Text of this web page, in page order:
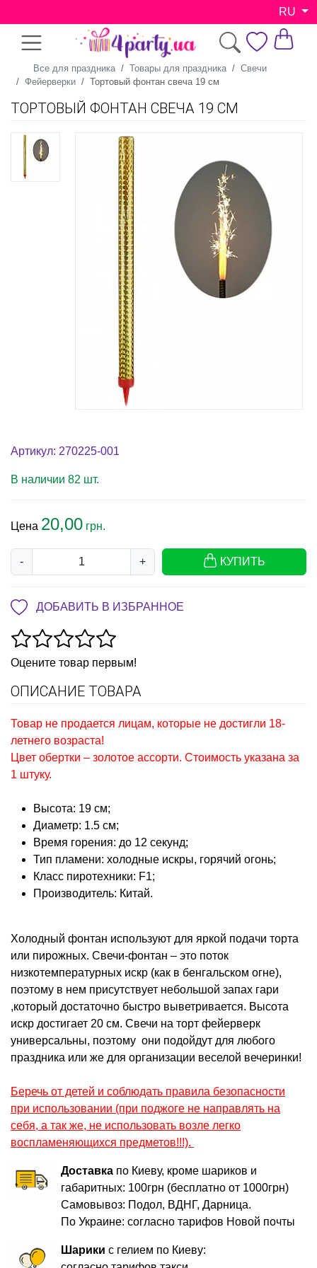
RU
Все для праздника Товары для праздника
Свечи
Фейерверки
Тортовый фонтан свеча 19 см
ТОРТОВЫЙ ФОНТАН СВЕЧА 19 СМ
Артикул: 270225-001
В наличии 82 шт.
Цена 20,00 грн.
- + КУПИТЬ
ДОБАВИТЬ В ИЗБРАННОЕ
Оцените товар первым!
ОПИСАНИЕ ТОВАРА
Товар не продается лицам, которые не достигли 18-
летнего возраста!
Цвет обертки – золотое ассорти. Стоимость указана за
1 штуку.
Высота: 19 см;
Диаметр: 1.5 см;
Время горения: до 12 секунд;
Тип пламени: холодные искры, горячий огонь;
Класс пиротехники: F1;
Производитель: Китай.
Холодный фонтан используют для яркой подачи торта
или пирожных. Свечи-фонтан – это поток
низкотемпературных искр (как в бенгальском огне),
поэтому в нем присутствует небольшой запах гари
,который достаточно быстро выветривается. Высота
искр достигает 20 см. Свечи на торт фейерверк
универсальны, поэтому они подойдут для любого
праздника или же для организации веселой вечеринки!
Беречь от детей и соблюдать правила безопасности
при использовании (при поджоге не направлять на
себя, а так же, не использовать возле легко
воспламеняющихся предметов!!!).
Доставка по Киеву, кроме шариков и
габаритных: 100грн (бесплатно от 1000грн)
Самовывоз: Подол, ВДНГ, Дарница.
По Украине: согласно тарифов Новой почты
Шарики с гелием по Киеву: